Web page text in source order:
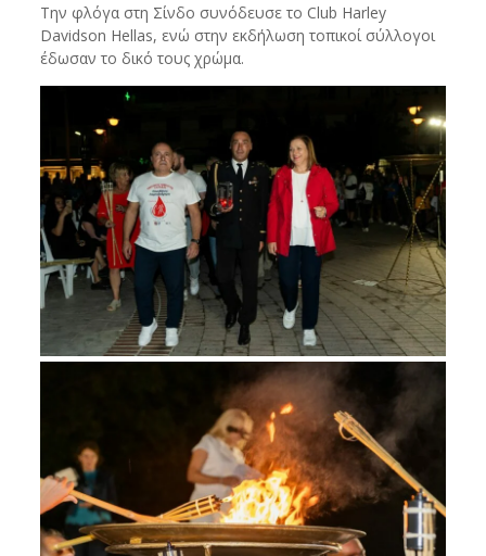
Την φλόγα στη Σίνδο συνόδευσε το Club Harley
Davidson Hellas, ενώ στην εκδήλωση τοπικοί σύλλογοι
έδωσαν το δικό τους χρώμα.